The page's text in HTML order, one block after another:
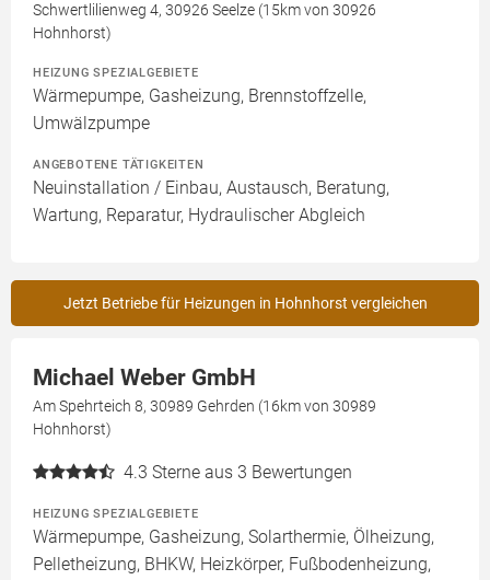
Schwertlilienweg 4, 30926 Seelze (15km von 30926
Hohnhorst)
HEIZUNG SPEZIALGEBIETE
Wärmepumpe, Gasheizung, Brennstoffzelle,
Umwälzpumpe
ANGEBOTENE TÄTIGKEITEN
Neuinstallation / Einbau, Austausch, Beratung,
Wartung, Reparatur, Hydraulischer Abgleich
Jetzt Betriebe für Heizungen in Hohnhorst vergleichen
Michael Weber GmbH
Am Spehrteich 8, 30989 Gehrden (16km von 30989
Hohnhorst)
4.3 Sterne aus 3 Bewertungen
HEIZUNG SPEZIALGEBIETE
Wärmepumpe, Gasheizung, Solarthermie, Ölheizung,
Pelletheizung, BHKW, Heizkörper, Fußbodenheizung,